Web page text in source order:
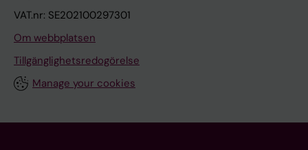
VAT.nr: SE202100297301
Om webbplatsen
Tillgänglighetsredogörelse
Manage your cookies